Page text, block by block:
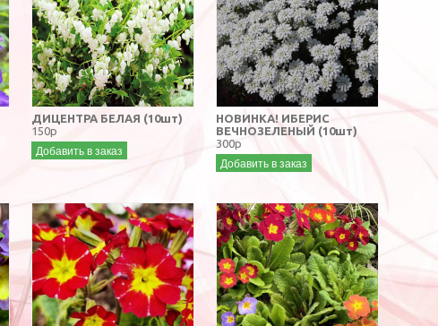
ДИЦЕНТРА БЕЛАЯ (10шт)
150р
Добавить в заказ
НОВИНКА! ИБЕРИС
ВЕЧНОЗЕЛЕНЫЙ (10шт)
300р
Добавить в заказ